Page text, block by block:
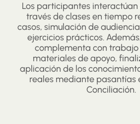
Los participantes
través de clases en tiempo
casos, simulación de
ejercicios prácticos.
complementa con
materiales de apoyo,
aplicación de los
reales mediante pasantías
Conciliación.